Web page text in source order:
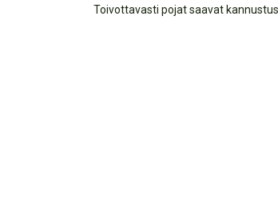
Toivottavasti pojat saavat